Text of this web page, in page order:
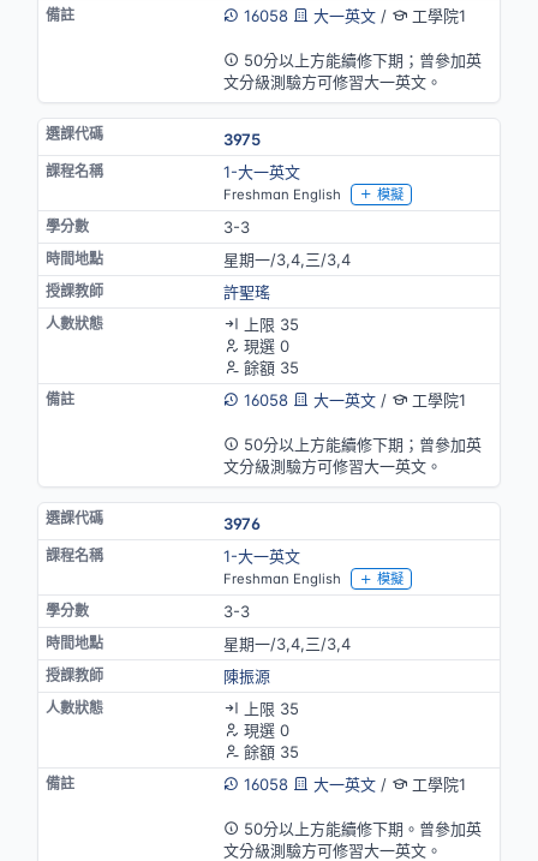
16058
大一英文/ 工學院1
50分以上方能續修下期；曾參加英
文分級測驗方可修習大一英文。
3975
1-大一英文
Freshman English 模擬
3-3
星期一/3,4,三/3,4
許聖瑤
上限 35
現選 0
餘額 35
16058
大一英文/ 工學院1
50分以上方能續修下期；曾參加英
文分級測驗方可修習大一英文。
3976
1-大一英文
Freshman English 模擬
3-3
星期一/3,4,三/3,4
陳振源
上限 35
現選 0
餘額 35
16058
大一英文/ 工學院1
50分以上方能續修下期。曾參加英
文分級測驗方可修習大一英文。